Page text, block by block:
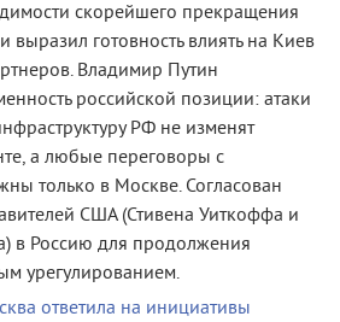
скорейшего прекращения
выразил готовность влиять на Киев
Владимир Путин
российской позиции: атаки
РФ не изменят
а любые переговоры с
только в Москве. Согласован
США (Стивена Уиткоффа и
в Россию для продолжения
урегулированием.
ответила на инициативы